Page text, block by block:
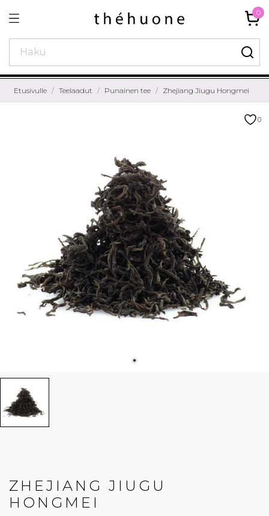
0
Etusivulle Teelaadut Punainen tee Zhejiang Jiugu Hongmei
0
ZHEJIANG JIUGU
HONGMEI